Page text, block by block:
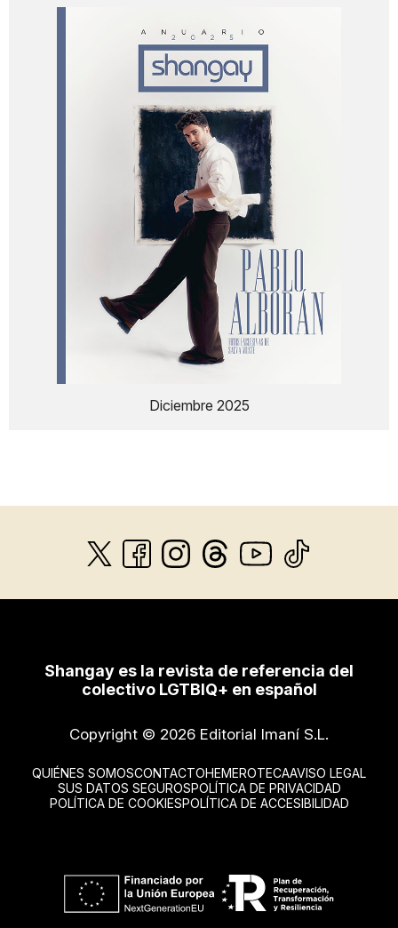
Diciembre 2025
Shangay es la revista de referencia del
colectivo LGTBIQ+ en español
Copyright © 2026 Editorial Imaní S.L.
QUIÉNES SOMOSCONTACTOHEMEROTECAAVISO LEGAL
SUS DATOS SEGUROSPOLÍTICA DE PRIVACIDAD
POLÍTICA DE COOKIESPOLÍTICA DE ACCESIBILIDAD